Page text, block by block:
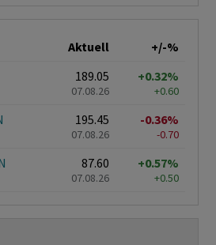
Aktuell
+/-%
189.05
07.08.26
+0.32%
+0.60
195.45
07.08.26
-0.36%
-0.70
87.60
07.08.26
+0.57%
+0.50